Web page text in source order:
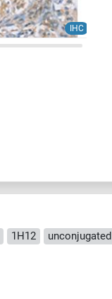
IHC
1H12 unconjugated